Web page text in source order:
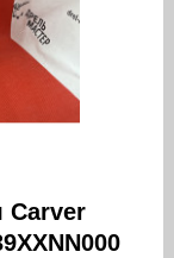
Carver